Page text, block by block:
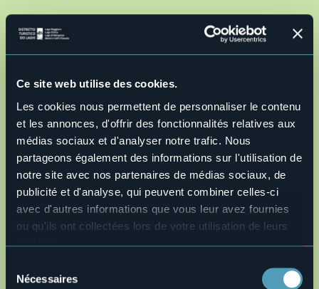
Ce site web utilise des cookies.
Les cookies nous permettent de personnaliser le contenu
et les annonces, d'offrir des fonctionnalités relatives aux
médias sociaux et d'analyser notre trafic. Nous
partageons également des informations sur l'utilisation de
notre site avec nos partenaires de médias sociaux, de
publicité et d'analyse, qui peuvent combiner celles-ci
avec d'autres informations que vous leur avez fournies
ou qu'ils ont collectées lors de votre utilisation de leurs
services.
manière de les gérer et de les supprimer,
cliquez ici
Nécessaires
Live
28845 - Domodossola (VB)
Ouvrir la carte